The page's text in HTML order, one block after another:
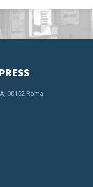
00152 Roma